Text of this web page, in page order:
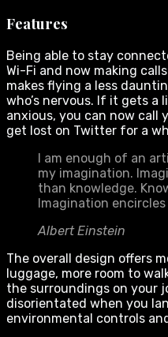
Features
Being able to stay
Wi-Fi and now making
makes flying a less
who’s nervous. If it gets a
anxious, you can now
get lost on Twitter for a
I am enough of an
my imagination.
than knowledge.
Imagination
Albert Einstein
The overall design offers
luggage, more room to
the surroundings on your
disorientated when you
environmental controls